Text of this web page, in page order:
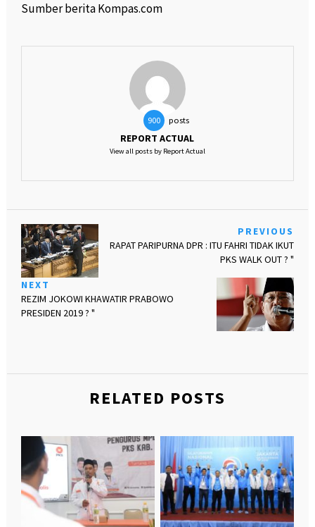
Sumber berita Kompas.com
900 posts
REPORT ACTUAL
View all posts by Report Actual
PREVIOUS
RAPAT PARIPURNA DPR : ITU FAHRI TIDAK IKUT
PKS WALK OUT ? "
NEXT
REZIM JOKOWI KHAWATIR PRABOWO
PRESIDEN 2019 ? "
RELATED POSTS